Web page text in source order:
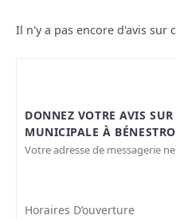
Il n'y a pas encore d'avis sur
DONNEZ VOTRE AVIS
MUNICIPALE À
Votre adresse de messagerie
Horaires D’ouverture